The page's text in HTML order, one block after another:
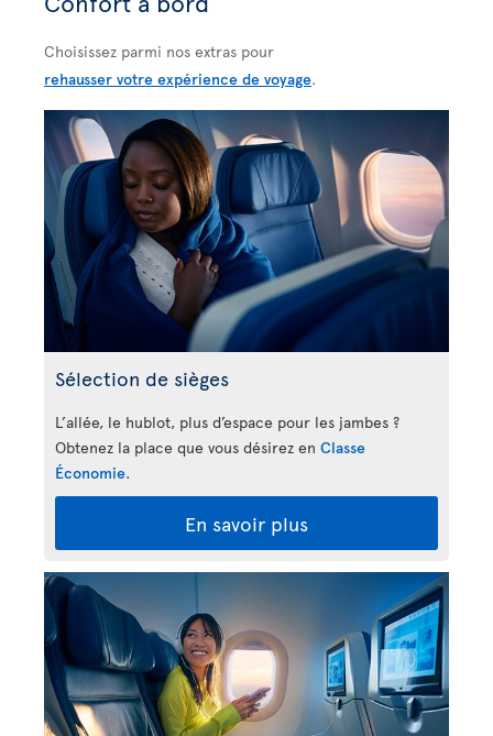
Choisissez parmi nos extras pour
rehausser votre expérience de voyage.
Sélection de sièges
L’allée, le hublot, plus d’espace pour les jambes ?
Obtenez la place que vous désirez en Classe
Économie.
En savoir plus